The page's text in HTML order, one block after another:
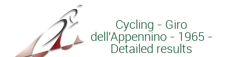
Cycling - Giro
dell'Appennino - 1965 -
Detailed results